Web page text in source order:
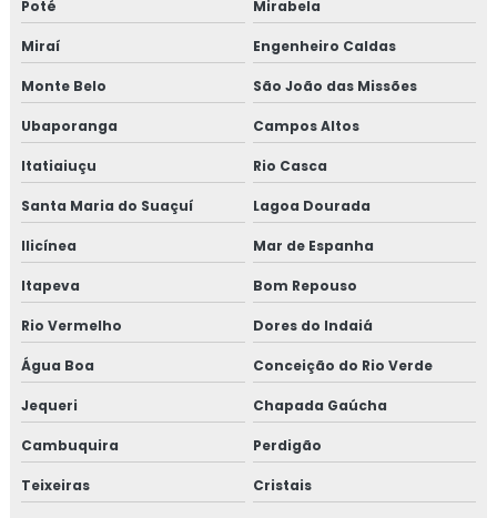
Treinamento em reciclagem sobre segurança dos
alimentos
Treinamento em revisão norma FSSC 22000
Treinamento em revisão plano HACCP
Treinamento em rotinas administrativas de assuntos
regulatórios
Treinamento em rotulagem de alimentos
Treinamento em sensibilização de bpf
Treinamento em sensibilização programa 5s
Treinamento em sistema de gestão halal
Treinamento em transporte de feed materials
Poté Mirabela
Miraí Engenheiro Caldas
Monte Belo São João das Missões
Ubaporanga Campos Altos
Itatiaiuçu Rio Casca
Santa Maria do Suaçuí Lagoa Dourada
Ilicínea Mar de Espanha
Itapeva Bom Repouso
Rio Vermelho Dores do Indaiá
Água Boa Conceição do Rio Verde
Jequeri Chapada Gaúcha
Cambuquira Perdigão
Teixeiras Cristais